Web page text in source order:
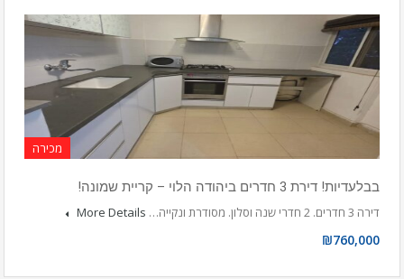
מכירה
בבלעדיות! דירת 3 חדרים ביהודה הלוי – קריית שמונה!
דירה 3 חדרים. 2 חדרי שנה וסלון. מסודרת ונקייה…
More Details
₪760,000